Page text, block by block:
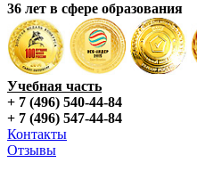
36 лет в сфере образования
Учебная часть
+ 7 (496) 540-44-84
+ 7 (496) 547-44-84
Контакты
Отзывы